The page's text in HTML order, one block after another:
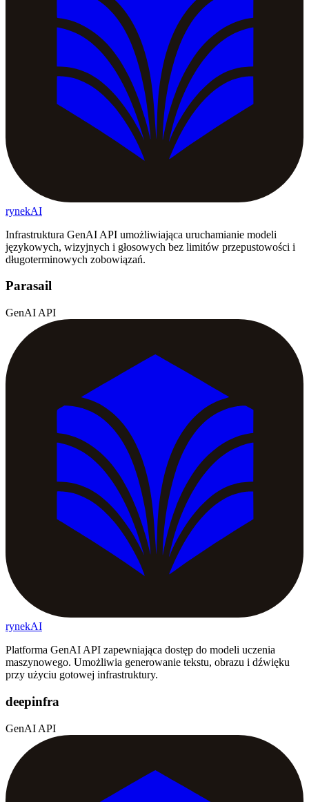
rynekAI
Infrastruktura GenAI API umożliwiająca uruchamianie modeli
językowych, wizyjnych i głosowych bez limitów przepustowości i
długoterminowych zobowiązań.
Parasail
GenAI API
rynekAI
Platforma GenAI API zapewniająca dostęp do modeli uczenia
maszynowego. Umożliwia generowanie tekstu, obrazu i dźwięku
przy użyciu gotowej infrastruktury.
deepinfra
GenAI API